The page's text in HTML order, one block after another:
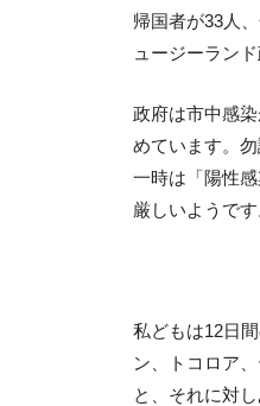
帰国者が33人
ュージーラン
政府は市中感
めています。
一時は「陽性
厳しいようです
私どもは12日
ン、トコロア
と、それに対